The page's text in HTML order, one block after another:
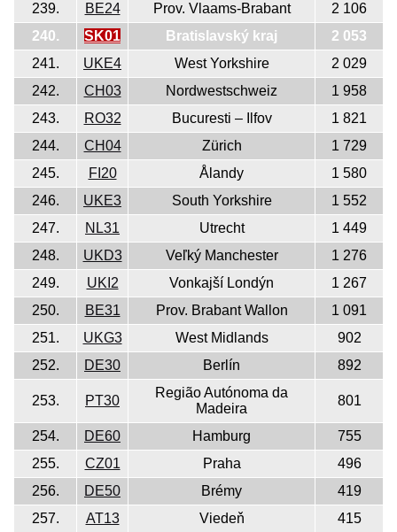
239.
BE24 Prov. Vlaams-Brabant
2 106
240.
SK01 Bratislavský kraj
2 053
241.
UKE4 West Yorkshire
2 029
242.
CH03 Nordwestschweiz
1 958
243.
RO32 Bucuresti – Ilfov
1 821
244.
CH04 Zürich
1 729
245.
FI20 Ålandy
1 580
246.
UKE3 South Yorkshire
1 552
247.
NL31 Utrecht
1 449
248.
UKD3 Veľký Manchester
1 276
249.
UKI2 Vonkajší Londýn
1 267
250.
BE31 Prov. Brabant Wallon
1 091
251.
UKG3 West Midlands
902
252.
DE30 Berlín 892
253. PT30
Região Autónoma da
Madeira
801
254. DE60 Hamburg
755
255.
CZ01 Praha
496
256.
DE50 Brémy
419
257.
AT13 Viedeň 415